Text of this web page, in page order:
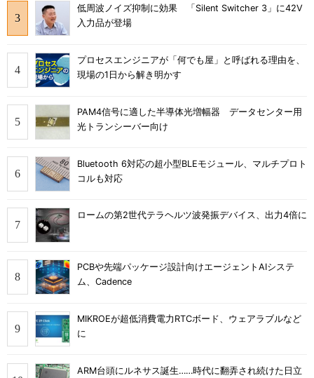
低周波ノイズ抑制に効果 「Silent Switcher 3」に42V
入力品が登場
プロセスエンジニアが「何でも屋」と呼ばれる理由を、
現場の1日から解き明かす
PAM4信号に適した半導体光増幅器 データセンター用
光トランシーバー向け
Bluetooth 6対応の超小型BLEモジュール、マルチプロト
コルも対応
ロームの第2世代テラヘルツ波発振デバイス、出力4倍に
PCBや先端パッケージ設計向けエージェントAIシステ
ム、Cadence
MIKROEが超低消費電力RTCボード、ウェアラブルなど
に
ARM台頭にルネサス誕生……時代に翻弄され続けた日立